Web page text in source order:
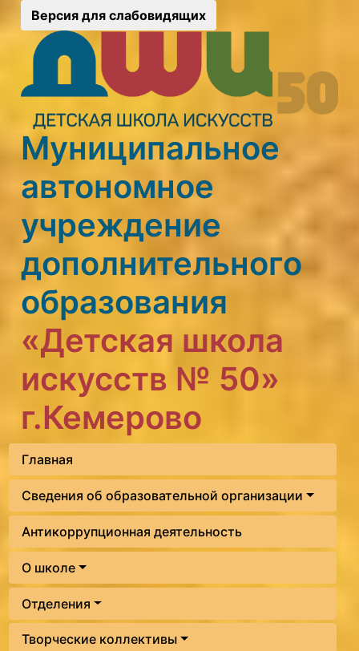
Версия для слабовидящих
Муниципальное
автономное
учреждение
дополнительного
образования
«Детская школа
искусств № 50»
г.Кемерово
Главная
Сведения об образовательной организации
Антикоррупционная деятельность
О школе
Отделения
Творческие коллективы